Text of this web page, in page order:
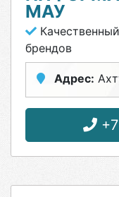
МАУ
брендов
Адрес:
+7